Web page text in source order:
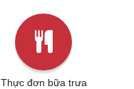
Thực đơn bữa trưa